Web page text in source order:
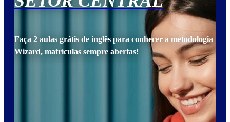
Faça 2 aulas grátis de inglês para conhecer a metodologia
Wizard, matrículas sempre abertas!